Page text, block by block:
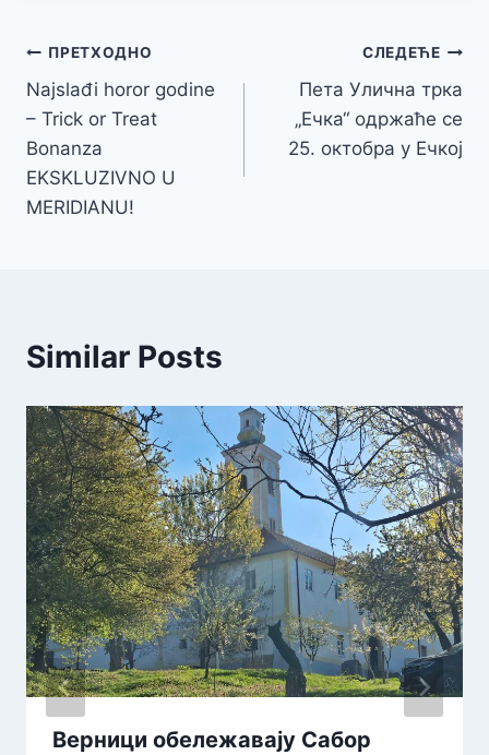
Кретање
чланка
ПРЕТХОДНО
Najslađi horor godine
– Trick or Treat
Bonanza
EKSKLUZIVNO U
MERIDIANU!
СЛЕДЕЋЕ
Пета Улична трка
„Ечка“ одржаће се
25. октобра у Ечкој
Similar Posts
Верници обележавају Сабор